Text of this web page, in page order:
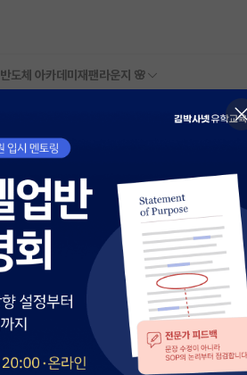
반도체 아카데미 재팬라운지 🌸
스크랩